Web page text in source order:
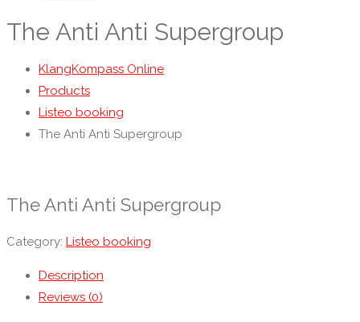
The Anti Anti Supergroup
KlangKompass Online
Products
Listeo booking
The Anti Anti Supergroup
The Anti Anti Supergroup
Category: Listeo booking
Description
Reviews (0)